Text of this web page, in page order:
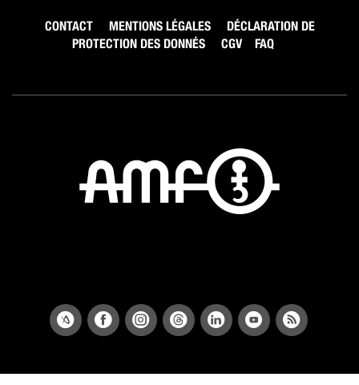
CONTACT MENTIONS LÉGALES
DÉCLARATION DE
PROTECTION DES DONNÉS
CGV FAQ